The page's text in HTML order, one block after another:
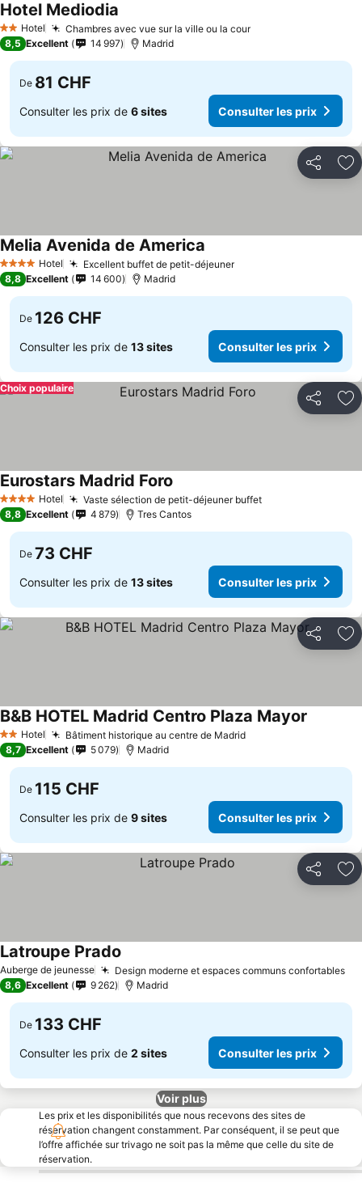
2 Étoiles
Hotel Chambres avec vue sur la ville ou la courConsulter les prix
Hotel Mediodia
8,5 Excellent 14 997 Madrid
De 81 CHF
Consulter les prix de 6 sites Consulter les prix
Partager
4 Étoiles Hotel Excellent buffet de petit-déjeunerConsulter les prix
Melia Avenida de America
8,8 Excellent 14 600 Madrid
De 126 CHF
Consulter les prix de 13 sites Consulter les prix
Partager
Choix populaire
4 Étoiles Hotel Vaste sélection de petit-déjeuner buffetConsulter les
Eurostars Madrid Foro
8,8 Excellent 4 879 Tres Cantos
De 73 CHF
Consulter les prix de 13 sites Consulter les prix
Partager
2 Étoiles
Hotel Bâtiment historique au centre de MadridConsulter les prix
B&B HOTEL Madrid Centro Plaza Mayor
8,7 Excellent 5 079 Madrid
De 115 CHF
Consulter les prix de 9 sites Consulter les prix
Partager
Auberge de jeunesse Design moderne et espaces communs confortables
Latroupe Prado
8,6 Excellent 9 262 Madrid
De 133 CHF
Consulter les prix de 2 sites Consulter les prix
Voir plus
Les prix et les disponibilités que nous recevons des sites de
réservation changent constamment. Par conséquent, il se peut que
l’offre affichée sur trivago ne soit pas la même que celle du site de
réservation.